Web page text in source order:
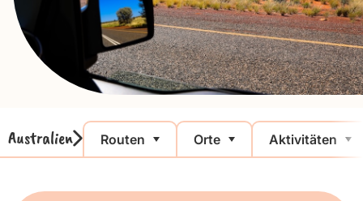
Australien Routen Orte Aktivitäten